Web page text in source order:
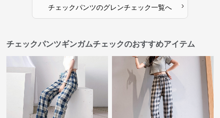
チェックパンツのグレンチェック一覧へ ›
チェックパンツギンガムチェックのおすすめアイテム